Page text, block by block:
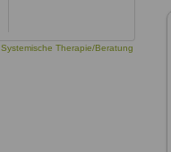
Systemische Therapie/Beratung